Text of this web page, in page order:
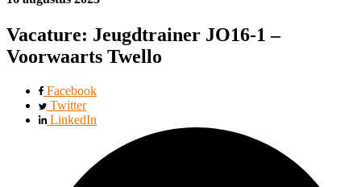
Vacature: Jeugdtrainer JO16-1 –
Voorwaarts Twello
Facebook
Twitter
LinkedIn